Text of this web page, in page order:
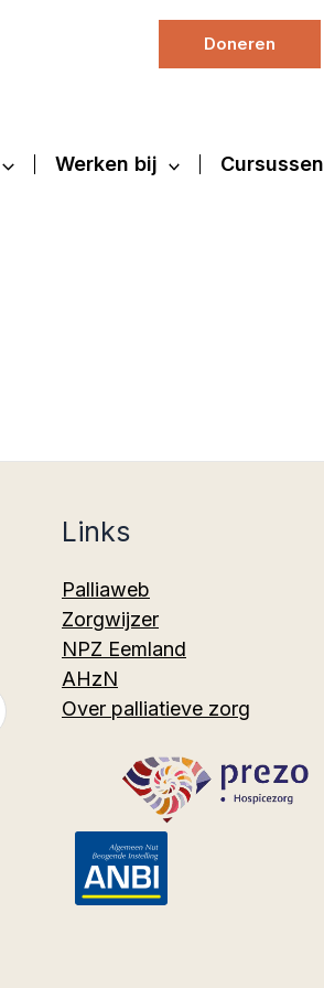
Doneren
Werken bij Cursussen
Links
Palliaweb
Zorgwijzer
NPZ Eemland
AHzN
Over palliatieve zorg